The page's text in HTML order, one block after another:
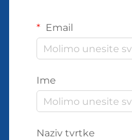
Email
Ime
Naziv tvrtke